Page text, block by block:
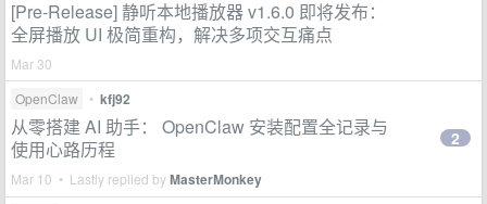
[Pre-Release] 静听本地播放器 v1.6.0 即将发布：
全屏播放 UI 极简重构，解决多项交互痛点
Mar 30
OpenClaw
• kfj92
从零搭建 AI 助手： OpenClaw 安装配置全记录与
使用心路历程
Mar 10 • Lastly replied byMasterMonkey
2